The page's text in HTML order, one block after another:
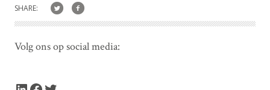
SHARE:
Volg ons op social media:
LinkedIn Facebook